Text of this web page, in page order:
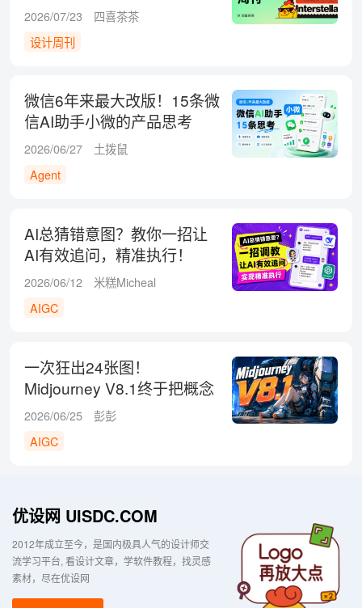
2026/07/23
四喜茶茶
设计周刊
微信6年来最大改版！15条微
信AI助手小微的产品思考
2026/06/27
土拨鼠
Agent
AI总猜错意图？教你一招让
AI有效追问，精准执行！
2026/06/12
米糕Micheal
AIGC
一次狂出24张图！
Midjourney V8.1终于把概念
探索的成本彻底打下来了
2026/06/25
彭彭
AIGC
优设网 UISDC.COM
2012年成立至今，是国内极具人气的设计师交
流学习平台 看设计文章，学软件教程，找灵感
素材，尽在优设网